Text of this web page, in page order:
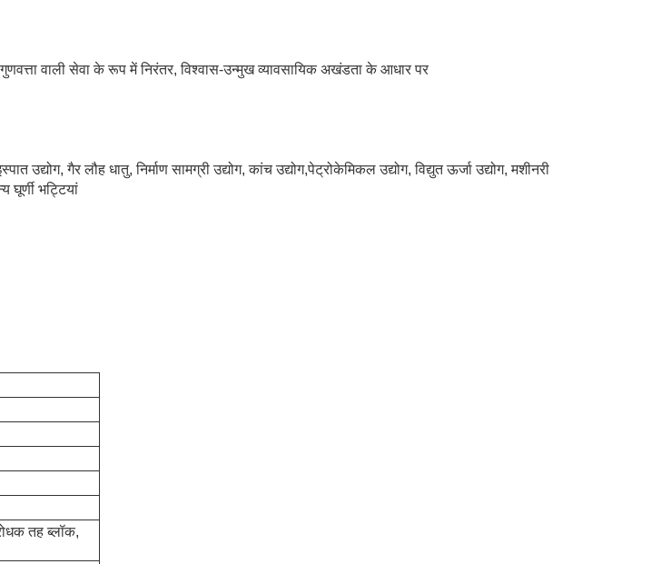
वाली सेवा के रूप में निरंतर, विश्वास-उन्मुख व्यावसायिक अखंडता के आधार पर
उद्योग, गैर लौह धातु, निर्माण सामग्री उद्योग, कांच उद्योग,पेट्रोकेमिकल उद्योग, विद्युत ऊर्जा उद्योग, मशीनरी
घूर्णी भट्टियां
तह ब्लॉक,